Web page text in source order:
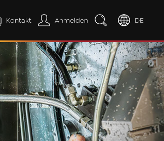
Kontakt Anmelden DE